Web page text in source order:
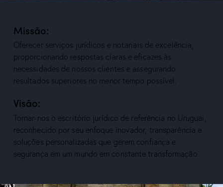
Missão:
Oferecer serviços jurídicos e notariais de excelência,
proporcionando respostas claras e eficazes às
necessidades de nossos clientes e assegurando
resultados superiores no menor tempo possível.
Visão:
Tornar-nos o escritório jurídico de referência no Uruguai,
reconhecido por seu enfoque inovador, transparência e
soluções personalizadas que gerem confiança e
segurança em um mundo em constante transformação.